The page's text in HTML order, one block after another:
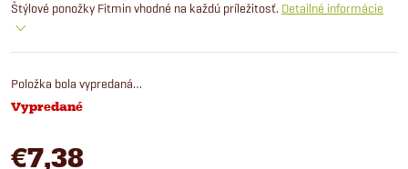
Štýlové ponožky Fitmin vhodné na každú príležitosť. Detailné informácie
Položka bola vypredaná…
Vypredané
€7,38